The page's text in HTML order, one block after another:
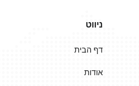
ניווט
דף הבית
אודות